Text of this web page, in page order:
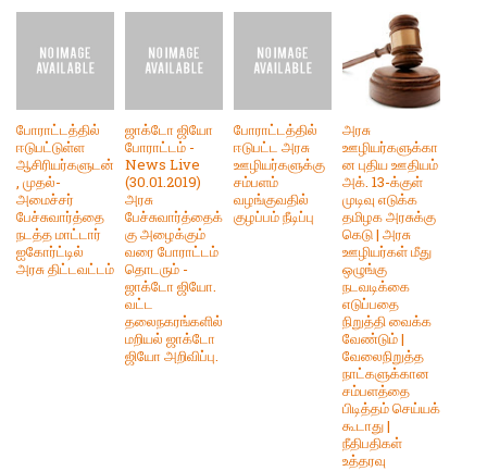
போராட்டத்தில்
ஈடுபட்டுள்ள
ஆசிரியர்களுடன்
, முதல்-
அமைச்சர்
பேச்சுவார்த்தை
நடத்த மாட்டார்
ஐகோர்ட்டில்
அரசு திட்டவட்டம்
ஜாக்டோ ஜியோ
போராட்டம் -
News Live
(30.01.2019)
அரசு
பேச்சுவார்த்தைக்
கு அழைக்கும்
வரை போராட்டம்
தொடரும் -
ஜாக்டோ ஜியோ.
வட்ட
தலைநகரங்களில்
மறியல் ஜாக்டோ
ஜியோ அறிவிப்பு.
போராட்டத்தில்
ஈடுபட்ட அரசு
ஊழியர்களுக்கு
சம்பளம்
வழங்குவதில்
குழப்பம் நீடிப்பு
அரசு
ஊழியர்களுக்கா
ன புதிய ஊதியம்
அக். 13-க்குள்
முடிவு எடுக்க
தமிழக அரசுக்கு
கெடு | அரசு
ஊழியர்கள் மீது
ஒழுங்கு
நடவடிக்கை
எடுப்பதை
நிறுத்தி வைக்க
வேண்டும் |
வேலைநிறுத்த
நாட்களுக்கான
சம்பளத்தை
பிடித்தம் செய்யக்
கூடாது |
நீதிபதிகள்
உத்தரவு